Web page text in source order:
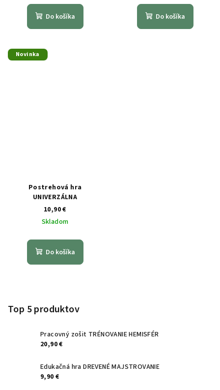
Do košíka Do košíka
Novinka
Postrehová hra
UNIVERZÁLNA
10,90 €
Skladom
Do košíka
Top 5 produktov
Pracovný zošit TRÉNOVANIE HEMISFÉR
20,90 €
Edukačná hra DREVENÉ MAJSTROVANIE
9,90 €